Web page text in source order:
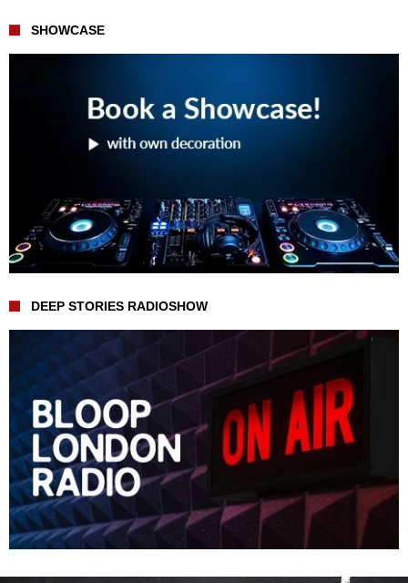
SHOWCASE
DEEP STORIES RADIOSHOW